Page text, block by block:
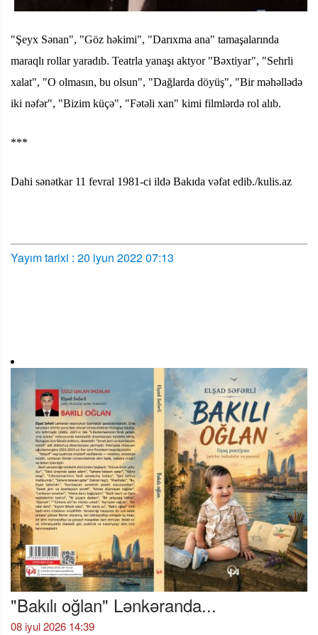
"Şeyx Sənan", "Göz həkimi", "Darıxma ana" tamaşalarında
maraqlı rollar yaradıb. Teatrla yanaşı aktyor "Bəxtiyar", "Sehrli
xalat", "O olmasın, bu olsun", "Dağlarda döyüş", "Bir məhəllədə
iki nəfər", "Bizim küçə", "Fətəli xan" kimi filmlərdə rol alıb.
***
Dahi sənətkar 11 fevral 1981-ci ildə Bakıda vəfat edib./kulis.az
Yayım tarixi : 20 iyun 2022 07:13
"Bakılı oğlan" Lənkəranda...
08 iyul 2026 14:39